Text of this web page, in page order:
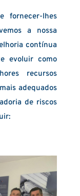
fornecer-lhes
a nossa
contínua
evoluir como
recursos
adequados
de riscos